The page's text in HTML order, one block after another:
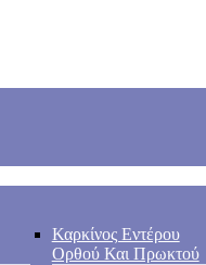
Καρκίνος Εντέρου
Ορθού Και Πρωκτού